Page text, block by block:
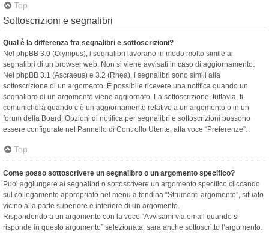
Top
Sottoscrizioni e segnalibri
Qual è la differenza fra segnalibri e sottoscrizioni?
Nel phpBB 3.0 (Olympus), i segnalibri lavorano in modo molto simile ai
segnalibri di un browser web. Non si viene avvisati in caso di aggiornamento.
Nel phpBB 3.1 (Ascraeus) e 3.2 (Rhea), i segnalibri sono simili alla
sottoscrizione di un argomento. È possibile ricevere una notifica quando un
segnalibro di un argomento viene aggiornato. La sottoscrizione, tuttavia, ti
comunicherà quando c’è un aggiornamento relativo a un argomento o in un
forum della Board. Opzioni di notifica per segnalibri e sottoscrizioni possono
essere configurate nel Pannello di Controllo Utente, alla voce “Preferenze”.
Top
Come posso sottoscrivere un segnalibro o un argomento specifico?
Puoi aggiungere ai segnalibri o sottoscrivere un argomento specifico cliccando
sul collegamento appropriato nel menu a tendina “Strumenti argomento”, situato
vicino alla parte superiore e inferiore di un argomento.
Rispondendo a un argomento con la voce “Avvisami via email quando si
risponde in questo argomento” selezionata, sarà anche sottoscritto l’argomento.